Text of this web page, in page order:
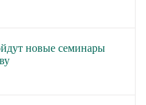
новые семинары